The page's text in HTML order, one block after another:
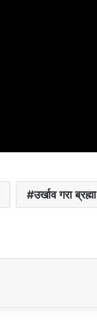
उर्खाव गरा ब्रह्मा